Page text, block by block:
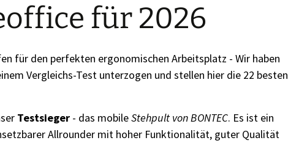
für 2026
für den perfekten ergonomischen Arbeitsplatz - Wir haben
Vergleichs-Test unterzogen und stellen hier die 22 besten
Testsieger - das mobileStehpult von BONTEC. Es ist ein
Allrounder mit hoher Funktionalität, guter Qualität